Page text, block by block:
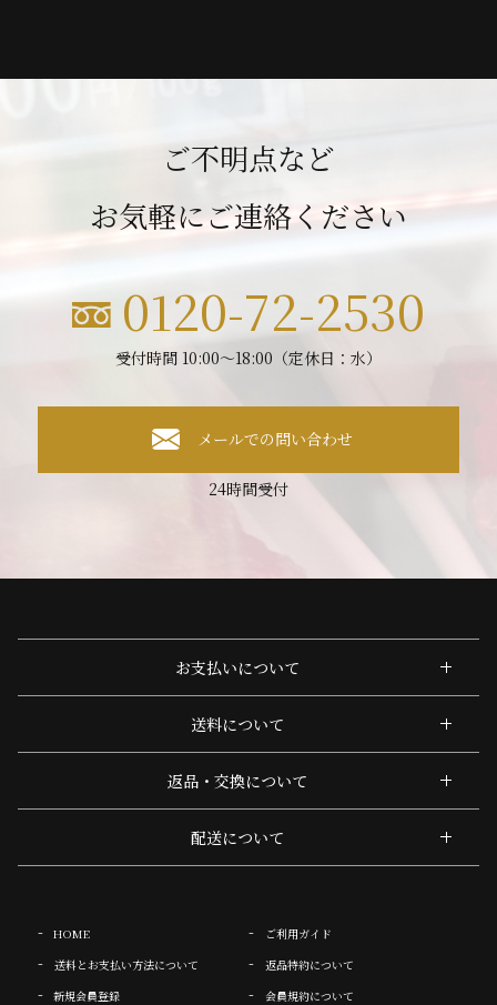
ご不明点など
お気軽にご連絡ください
0120-72-2530
受付時間 10:00～18:00（定休日：水）
メールでの問い合わせ
24時間受付
お支払いについて
送料について
返品・交換について
配送について
HOME
ご利用ガイド
送料とお支払い方法について
返品特約について
新規会員登録
会員規約について